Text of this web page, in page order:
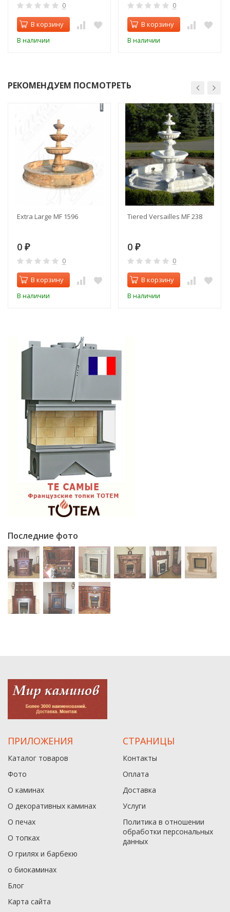
0
В корзину
В наличии
0
В корзину
В наличии
РЕКОМЕНДУЕМ ПОСМОТРЕТЬ
Extra Large MF 1596
0 ₽
0
В корзину
В наличии
Tiered Versailles MF 238
0 ₽
0
В корзину
В наличии
Последние фото
ПРИЛОЖЕНИЯ
Каталог товаров
Фото
О каминах
О декоративных каминах
О печах
О топках
О грилях и барбекю
о биокаминах
Блог
Карта сайта
СТРАНИЦЫ
Контакты
Оплата
Доставка
Услуги
Политика в отношении
обработки персональных
данныx